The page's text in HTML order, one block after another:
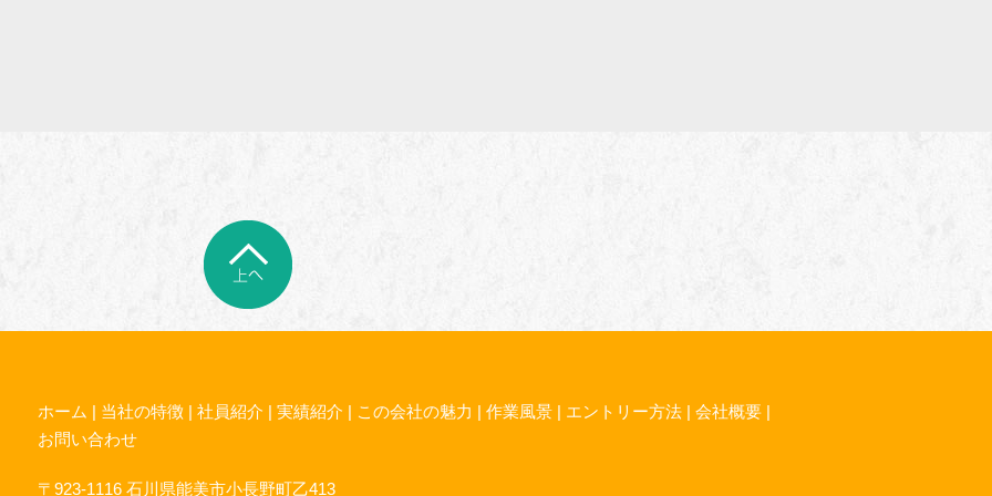
ホーム | 当社の特徴 | 社員紹介 | 実績紹介 | この会社の魅力 | 作業風景 | エントリー方法 | 会社概要 |
お問い合わせ
〒923-1116 石川県能美市小長野町乙413